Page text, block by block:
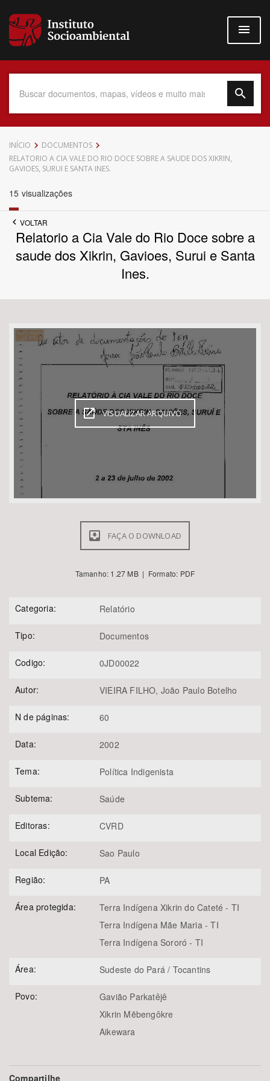
para
conteúdo
Data do Documento
Bioma / Bacia
Tema
Subtema
Área de Levantamento
Área Protegida
INÍCIO
DOCUMENTOS
RELATORIO A CIA VALE DO RIO DOCE SOBRE A SAUDE DOS XIKRIN,
GAVIOES, SURUI E SANTA INES.
15 visualizações
VOLTAR
Relatorio a Cia Vale do Rio Doce sobre a
saude dos Xikrin, Gavioes, Surui e Santa
Ines.
VISUALIZAR ARQUIVO
FAÇA O DOWNLOAD
Tamanho: 1.27 MB | Formato: PDF
Categoria: Relatório
Tipo: Documentos
Codigo: 0JD00022
Autor: VIEIRA FILHO, João Paulo Botelho
N de páginas: 60
Data: 2002
Tema: Política Indigenista
Subtema: Saúde
Editoras: CVRD
Local Edição: Sao Paulo
Região: PA
Área protegida:
Terra Indígena Xikrin do Cateté - TI
Terra Indígena Mãe Maria - TI
Terra Indígena Sororó - TI
Área: Sudeste do Pará / Tocantins
Povo:
Gavião Parkatêjê
Xikrin Mẽbengôkre
Aikewara
Compartilhe